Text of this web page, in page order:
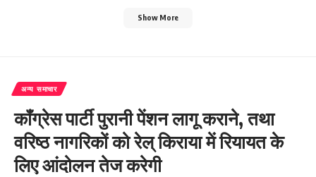
Show More
अन्य समाचार
कॉंग्रेस पार्टी पुरानी पेंशन लागू कराने, तथा
वरिष्ठ नागरिकों को रेल् किराया में रियायत के
लिए आंदोलन तेज करेगी